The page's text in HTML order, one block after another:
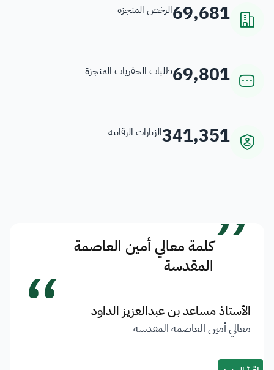
69,681الرخص المنجزة
69,801طلبات الحفريات المنجزة
341,351الزيارات الرقابية
”كلمة معالي أمين العاصمة
المقدسة
الأستاذ مساعد بن عبدالعزيز الداود
معالي أمين العاصمة المقدسة “